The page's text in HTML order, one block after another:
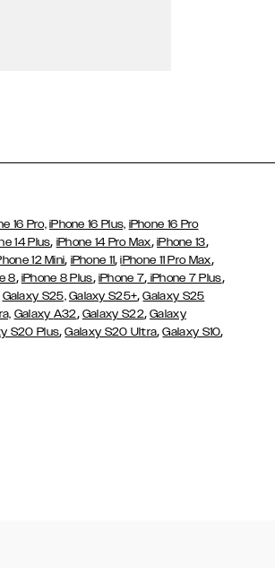
16 Pro, iPhone 16 Plus, iPhone 16 Pro
14 Plus, iPhone 14 Pro Max, iPhone 13,
12 Mini, iPhone 11,iPhone 11 Pro Max,
8, iPhone 8 Plus, iPhone 7, iPhone 7 Plus,
Galaxy S25, Galaxy S25+,Galaxy S25
Galaxy A32, Galaxy S22,Galaxy
S20 Plus,Galaxy S20 Ultra,Galaxy S10,